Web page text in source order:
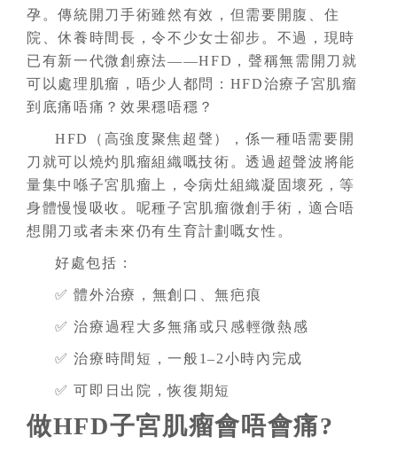
孕。傳統開刀手術雖然有效，但需要開腹、住
院、休養時間長，令不少女士卻步。不過，現時
已有新一代微創療法——HFD，聲稱無需開刀就
可以處理肌瘤，唔少人都問：HFD治療子宮肌瘤
到底痛唔痛？效果穩唔穩？
HFD（高強度聚焦超聲），係一種唔需要開
刀就可以燒灼肌瘤組織嘅技術。透過超聲波將能
量集中喺子宮肌瘤上，令病灶組織凝固壞死，等
身體慢慢吸收。呢種子宮肌瘤微創手術，適合唔
想開刀或者未來仍有生育計劃嘅女性。
好處包括：
✅ 體外治療，無創口、無疤痕
✅ 治療過程大多無痛或只感輕微熱感
✅ 治療時間短，一般1–2小時內完成
✅ 可即日出院，恢復期短
做HFD子宮肌瘤會唔會痛?